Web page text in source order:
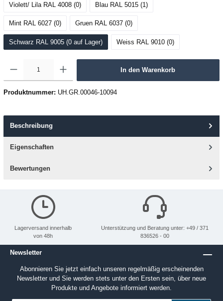
Violett/ Lila RAL 4008 (0) Blau RAL 5015 (1)
Mint RAL 6027 (0) Gruen RAL 6037 (0)
Schwarz RAL 9005 (0 auf Lager) Weiss RAL 9010 (0)
In den Warenkorb
Produktnummer: UH.GR.00046-10094
Beschreibung
Eigenschaften
Bewertungen
Lagerversand innerhalb
von 48h
Unterstützung und Beratung unter: +49 / 371
836526 - 00
Newsletter
Abonnieren Sie jetzt einfach unseren regelmäßig erscheinenden
Newsletter und Sie werden stets unter den Ersten sein, über neue
Produkte und Angebote informiert werden.